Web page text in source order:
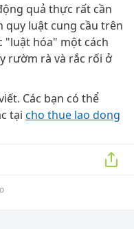
quả thực rất cần
quy luật cung cầu trên
"luật hóa" một cách
rườm rà và rắc rối ở
Các bạn có thể
tại cho thue lao dong